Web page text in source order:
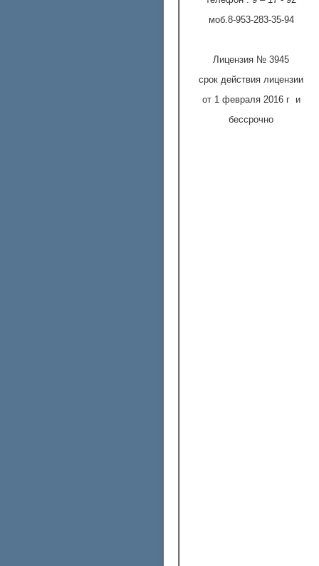
моб.8-953-283-35-94
Лицензия № 3945
срок действия лицензии
от 1 февраля 2016 г и
бессрочно